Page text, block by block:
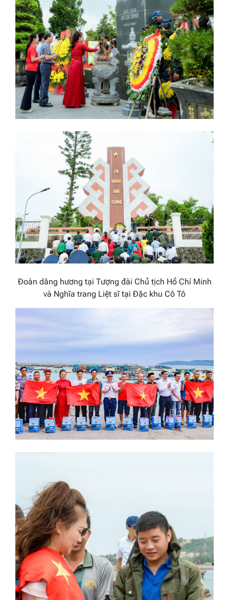
Đoàn dâng hương tại Tượng đài Chủ tịch Hồ Chí Minh
và Nghĩa trang Liệt sĩ tại Đặc khu Cô Tô